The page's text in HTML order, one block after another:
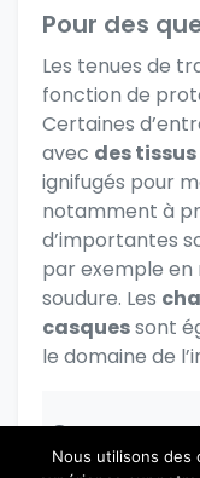
Pour des
Les tenues de
fonction de
Certaines
avec des
ignifugés pour
notamment à
d’importantes
par exemple en
soudure. Les
casquessont
le domaine de
S’il vous
Nous utilisons des